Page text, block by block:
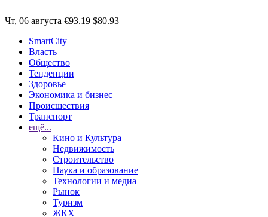
Чт, 06 августа €93.19 $80.93
SmartCity
Власть
Общество
Тенденции
Здоровье
Экономика и бизнес
Происшествия
Транспорт
ещё...
Кино и Культура
Недвижимость
Строительство
Наука и образование
Технологии и медиа
Рынок
Туризм
ЖКХ